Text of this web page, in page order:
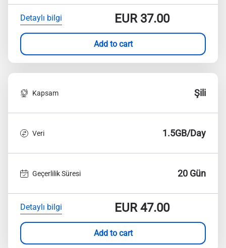
Detaylı bilgi EUR37.00
Add to cart
Kapsam Şili
Veri 1.5GB/Day
Geçerlilik Süresi 20 Gün
Detaylı bilgi EUR47.00
Add to cart